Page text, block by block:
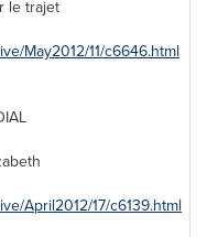
le trajet
May2012/11/c6646.html
April2012/17/c6139.html